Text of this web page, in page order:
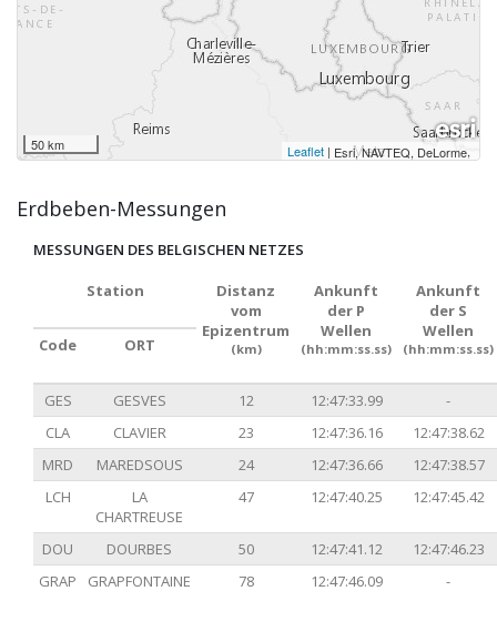
50 km Leaflet | Esri, NAVTEQ, DeLorme,
Erdbeben-Messungen
MESSUNGEN DES BELGISCHEN NETZES
Station
Distanz
vom
Epizentrum
(km)
Ankunft
der P
Wellen
(hh:mm:ss.ss)
Ankunft
der S
Wellen
(hh:mm:ss.ss)
Code ORT
GES GESVES 12 12:47:33.99
-
CLA
CLAVIER 23 12:47:36.16
12:47:38.62
MRD
MAREDSOUS 24 12:47:36.66
12:47:38.57
LCH
LA
CHARTREUSE
47 12:47:40.25 12:47:45.42
DOU DOURBES 50 12:47:41.12
12:47:46.23
GRAP
GRAPFONTAINE 78 12:47:46.09 -